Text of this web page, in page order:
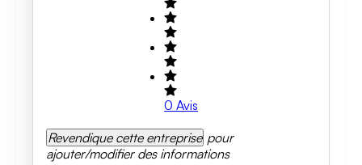
0 Avis
Revendique cette entreprise pour
ajouter/modifier des informations